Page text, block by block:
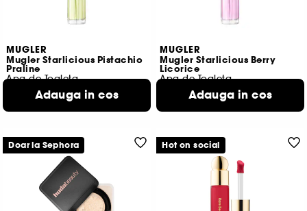
MUGLER
Mugler Starlicious Pistachio
Praline
Apa de Toaleta
299,00 Lei
100ml
Adauga in cos
MUGLER
Mugler Starlicious Berry
Licorice
Apa de Toaleta
299,00 Lei
100ml
Adauga in cos
Doar la Sephora Hot on social